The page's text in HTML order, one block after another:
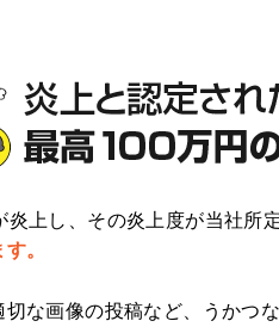
上し、その炎上度が当社所
。
な画像の投稿など、うかつ